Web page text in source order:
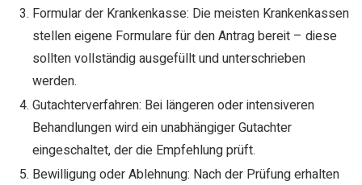
Formular der Krankenkasse: Die meisten Krankenkassen
stellen eigene Formulare für den Antrag bereit – diese
sollten vollständig ausgefüllt und unterschrieben
werden.
Gutachterverfahren: Bei längeren oder intensiveren
Behandlungen wird ein unabhängiger Gutachter
eingeschaltet, der die Empfehlung prüft.
Bewilligung oder Ablehnung: Nach der Prüfung erhalten